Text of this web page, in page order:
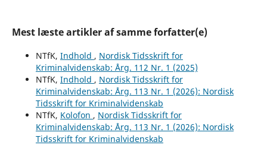
Mest læste artikler af samme forfatter(e)
NTfK, Indhold , Nordisk Tidsskrift for
Kriminalvidenskab: Årg. 112 Nr. 1 (2025)
NTfK, Indhold , Nordisk Tidsskrift for
Kriminalvidenskab: Årg. 113 Nr. 1 (2026): Nordisk
Tidsskrift for Kriminalvidenskab
NTfK, Kolofon , Nordisk Tidsskrift for
Kriminalvidenskab: Årg. 113 Nr. 1 (2026): Nordisk
Tidsskrift for Kriminalvidenskab